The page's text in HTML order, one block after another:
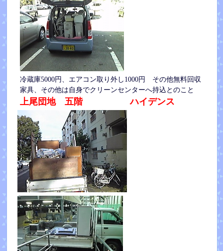
冷蔵庫5000円、エアコン取り外し1000円 その他無料回収
家具、その他は自身でクリーンセンターへ持込とのこと
上尾団地 五階 ハイデンス